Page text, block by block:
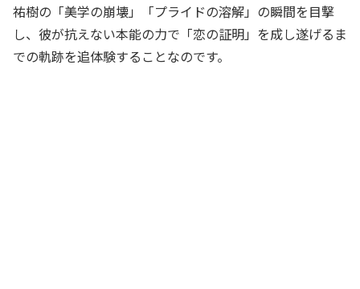
祐樹の「美学の崩壊」「プライドの溶解」の瞬間を目撃
し、彼が抗えない本能の力で「恋の証明」を成し遂げるま
での軌跡を追体験することなのです。